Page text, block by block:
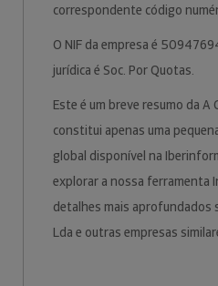
correspondente código
O NIF da empresa é
jurídica é Soc. Por Quotas.
Este é um breve resumo da A
constitui apenas uma
global disponível na
explorar a nossa ferramenta
detalhes mais aprofundados
Lda e outras empresas